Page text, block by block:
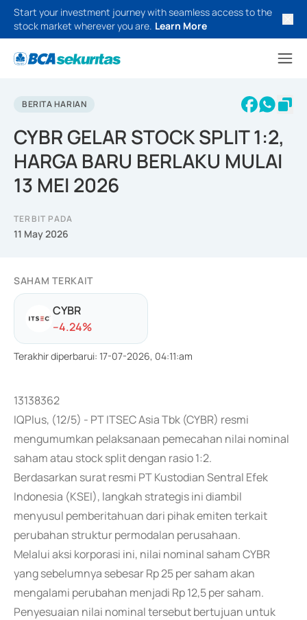
Start your investment journey with seamless access to the
stock market wherever you are. Learn More
BERITA HARIAN
CYBR GELAR STOCK SPLIT 1:2,
HARGA BARU BERLAKU MULAI
13 MEI 2026
TERBIT PADA
11 May 2026
SAHAM TERKAIT
CYBR
--4.24%
Terakhir diperbarui: 17-07-2026, 04:11:am
13138362
IQPlus, (12/5) - PT ITSEC Asia Tbk (CYBR) resmi
mengumumkan pelaksanaan pemecahan nilai nominal
saham atau stock split dengan rasio 1:2.
Berdasarkan surat resmi PT Kustodian Sentral Efek
Indonesia (KSEI), langkah strategis ini diambil
menyusul pemberitahuan dari pihak emiten terkait
perubahan struktur permodalan perusahaan.
Melalui aksi korporasi ini, nilai nominal saham CYBR
yang sebelumnya sebesar Rp 25 per saham akan
mengalami perubahan menjadi Rp 12,5 per saham.
Penyesuaian nilai nominal tersebut bertujuan untuk